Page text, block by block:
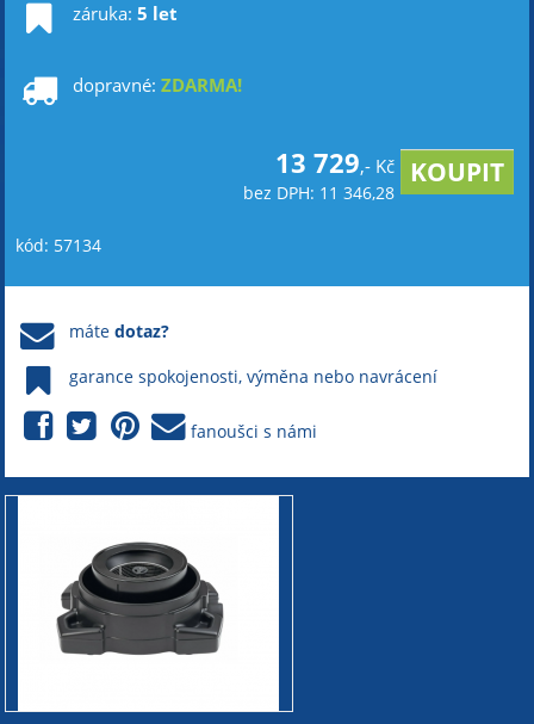
záruka: 5 let
dopravné: ZDARMA!
13 729,- Kč
bez DPH: 11 346,28
kód: 57134
mátedotaz?
garance spokojenosti, výměna nebo navrácení
fanoušci s námi